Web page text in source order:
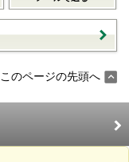
このページの先頭へ